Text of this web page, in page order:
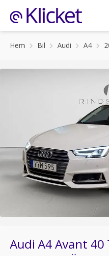
Hem Bil Audi A4
Audi A4 Avant 40